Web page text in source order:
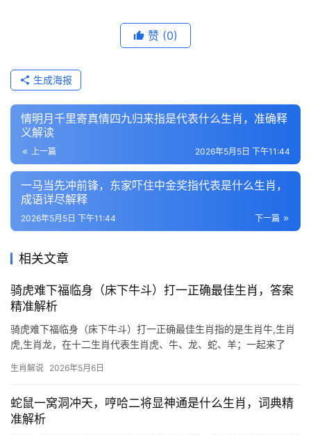
赞 (0)
生成海报
情明月千里寄真情四九归来指是代表什么生肖，准确释
义解读
上一篇 2026年5月5日 下午11:44
一马当先冲前锋，东家吓住中金奖指代表是什么生肖，
成语详尽解释
下一篇
2026年5月5日 下午11:44
相关文章
骑虎难下福临身（床下牛斗）打一正确最佳生肖，答案
精准解析
骑虎难下福临身（床下牛斗）打一正确最佳生肖指的是生肖牛,生肖
虎,生肖龙，在十二生肖代表生肖虎、牛、龙、蛇、羊；一起来了
但结合“福临身”三字，却暗藏转机。生肖虎对应地支寅，象征权威与
生肖解说 2026年5月6日
蛇鼠一窝洞冲天，哼哈二将显神通是什么生肖，词典精
准解析